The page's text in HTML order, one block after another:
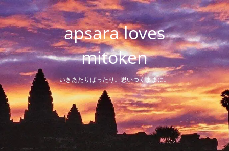
Skip
to
content
apsara loves
mitoken
いきあたりばったり。思いつくままに。